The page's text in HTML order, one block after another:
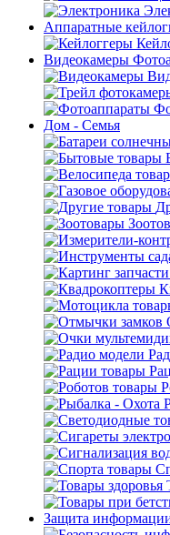
Аппаратные
Видеокамеры
Дом - Семья
Защита